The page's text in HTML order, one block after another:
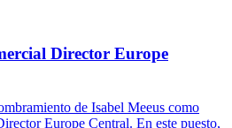
Director Europe
de Isabel Meeus como
Europe Central. En este puesto,